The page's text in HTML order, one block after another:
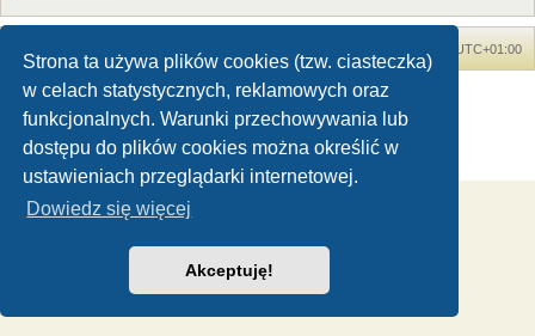
Strona ta używa plików cookies (tzw. ciasteczka)
w celach statystycznych, reklamowych oraz
funkcjonalnych. Warunki przechowywania lub
dostępu do plików cookies można określić w
ustawieniach przeglądarki internetowej.
Dowiedz się więcej
Akceptuję!
UTC+01:00
Dinozaury.com© 2006-2020
Technologię dostarczaphpBB® Forum Software © phpBB Limited
Zasady ochrony danych osobowych|Regulamin